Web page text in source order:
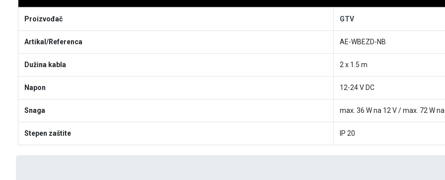
Proizvođač GTV
Artikal/Referenca AE-WBEZD-NB
Dužina kabla 2 x 1.5 m
Napon 12-24 V DC
Snaga max. 36 W na 12 V / max. 72 W
Stepen zaštite IP 20